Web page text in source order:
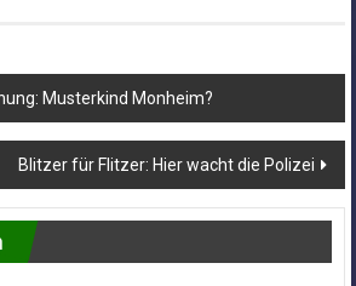
Musterkind Monheim?
Blitzer für Flitzer: Hier wacht die Polizei